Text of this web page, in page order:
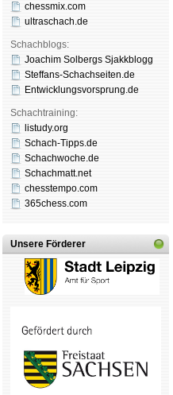
chessmix.com
ultraschach.de
Schachblogs:
Joachim Solbergs Sjakkblogg
Steffans-Schachseiten.de
Entwicklungsvorsprung.de
Schachtraining:
listudy.org
Schach-Tipps.de
Schachwoche.de
Schachmatt.net
chesstempo.com
365chess.com
Unsere Förderer